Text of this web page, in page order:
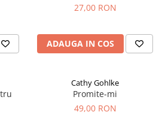
27,00 RON
ADAUGA IN COS
Cathy Gohlke
Promite-mi
49,00 RON